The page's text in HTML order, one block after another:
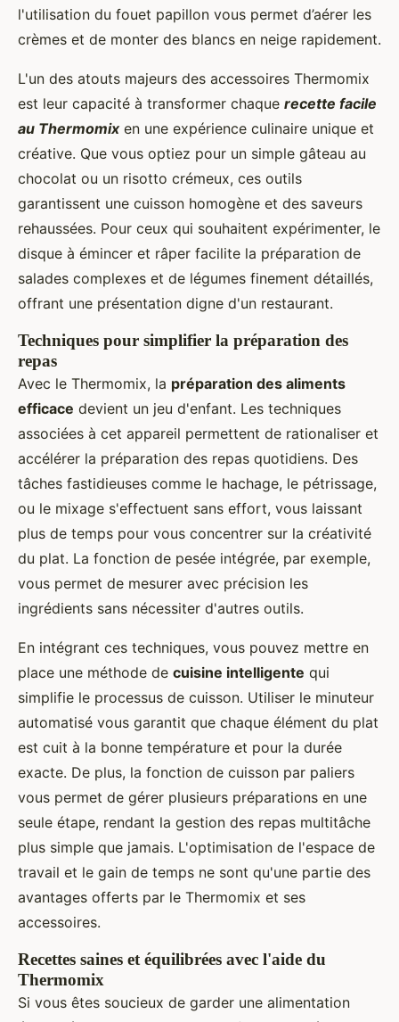
l'utilisation du fouet papillon vous permet d’aérer les
crèmes et de monter des blancs en neige rapidement.
L'un des atouts majeurs des accessoires Thermomix
est leur capacité à transformer chaque recette facile
au Thermomixen une expérience culinaire unique et
créative. Que vous optiez pour un simple gâteau au
chocolat ou un risotto crémeux, ces outils
garantissent une cuisson homogène et des saveurs
rehaussées. Pour ceux qui souhaitent expérimenter, le
disque à émincer et râper facilite la préparation de
salades complexes et de légumes finement détaillés,
offrant une présentation digne d'un restaurant.
Techniques pour simplifier la préparation des
repas
Avec le Thermomix, la préparation des aliments
efficace devient un jeu d'enfant. Les techniques
associées à cet appareil permettent de rationaliser et
accélérer la préparation des repas quotidiens. Des
tâches fastidieuses comme le hachage, le pétrissage,
ou le mixage s'effectuent sans effort, vous laissant
plus de temps pour vous concentrer sur la créativité
du plat. La fonction de pesée intégrée, par exemple,
vous permet de mesurer avec précision les
ingrédients sans nécessiter d'autres outils.
En intégrant ces techniques, vous pouvez mettre en
place une méthode de cuisine intelligente qui
simplifie le processus de cuisson. Utiliser le minuteur
automatisé vous garantit que chaque élément du plat
est cuit à la bonne température et pour la durée
exacte. De plus, la fonction de cuisson par paliers
vous permet de gérer plusieurs préparations en une
seule étape, rendant la gestion des repas multitâche
plus simple que jamais. L'optimisation de l'espace de
travail et le gain de temps ne sont qu'une partie des
avantages offerts par le Thermomix et ses
accessoires.
Recettes saines et équilibrées avec l'aide du
Thermomix
Si vous êtes soucieux de garder une alimentation